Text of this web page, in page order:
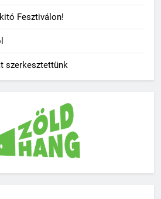
Fesztiválon!
szerkesztettünk